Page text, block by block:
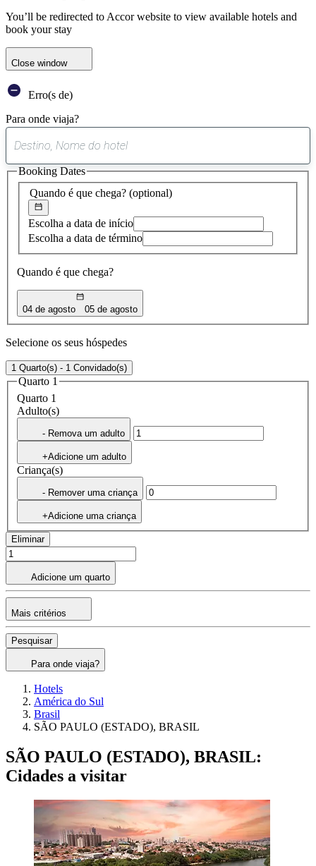
You’ll be redirected to Accor website to view available hotels and
book your stay
Close window
Erro(s de)
Para onde viaja?
sugestão
encontrada
Quando é que chega? (optional)
Escolha a data de início
Escolha a data de término
Quando é que chega?
04 de agosto 05 de agosto
Booking Dates
Selecione os seus hóspedes
1 Quarto(s) - 1 Convidado(s)
Quarto 1
Quarto 1
Adulto(s)
- Remova um adulto
+Adicione um adulto
Criança(s)
- Remover uma criança
+Adicione uma criança
Eliminar
Adicione um quarto
Mais critérios
Pesquisar
Para onde viaja?
Hotels
América do Sul
Brasil
SÃO PAULO (ESTADO), BRASIL
SÃO PAULO (ESTADO), BRASIL:
Cidades a visitar